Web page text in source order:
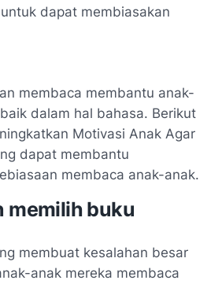
dapat membiasakan
membaca membantu anak-
dalam hal bahasa. Berikut
Motivasi Anak Agar
dapat membantu
membaca anak-anak.
memilih buku
membuat kesalahan besar
anak mereka membaca